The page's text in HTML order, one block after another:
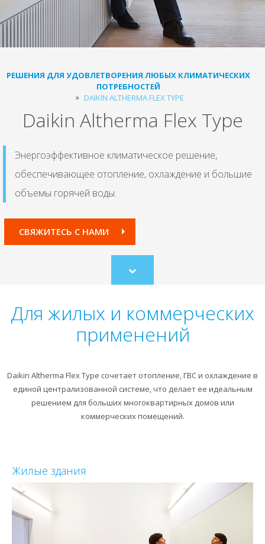
РЕШЕНИЯ ДЛЯ УДОВЛЕТВОРЕНИЯ ЛЮБЫХ КЛИМАТИЧЕСКИХ
ПОТРЕБНОСТЕЙ
DAIKIN ALTHERMA FLEX TYPE
Daikin Altherma Flex Type
Энергоэффективное климатическое решение,
обеспечивающее отопление, охлаждение и большие
объемы горячей воды.
СВЯЖИТЕСЬ С НАМИ
Scroll
to
Для жилых и коммерческих
применений
Daikin Altherma Flex Type сочетает отопление, ГВС и охлаждение в
единой централизованной системе, что делает ее идеальным
решением для больших многоквартирных домов или
коммерческих помещений.
Жилые здания